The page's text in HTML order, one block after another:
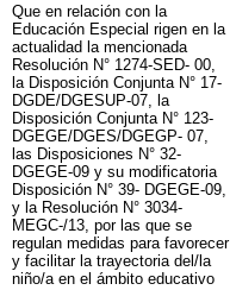
Que en relación con la
Educación Especial rigen en la
actualidad la mencionada
Resolución N° 1274-SED- 00,
la Disposición Conjunta N° 17-
DGDE/DGESUP-07, la
Disposición Conjunta N° 123-
DGEGE/DGES/DGEGP- 07,
las Disposiciones N° 32-
DGEGE-09 y su modificatoria
Disposición N° 39- DGEGE-09,
y la Resolución N° 3034-
MEGC-/13, por las que se
regulan medidas para favorecer
y facilitar la trayectoria del/la
niño/a en el ámbito educativo